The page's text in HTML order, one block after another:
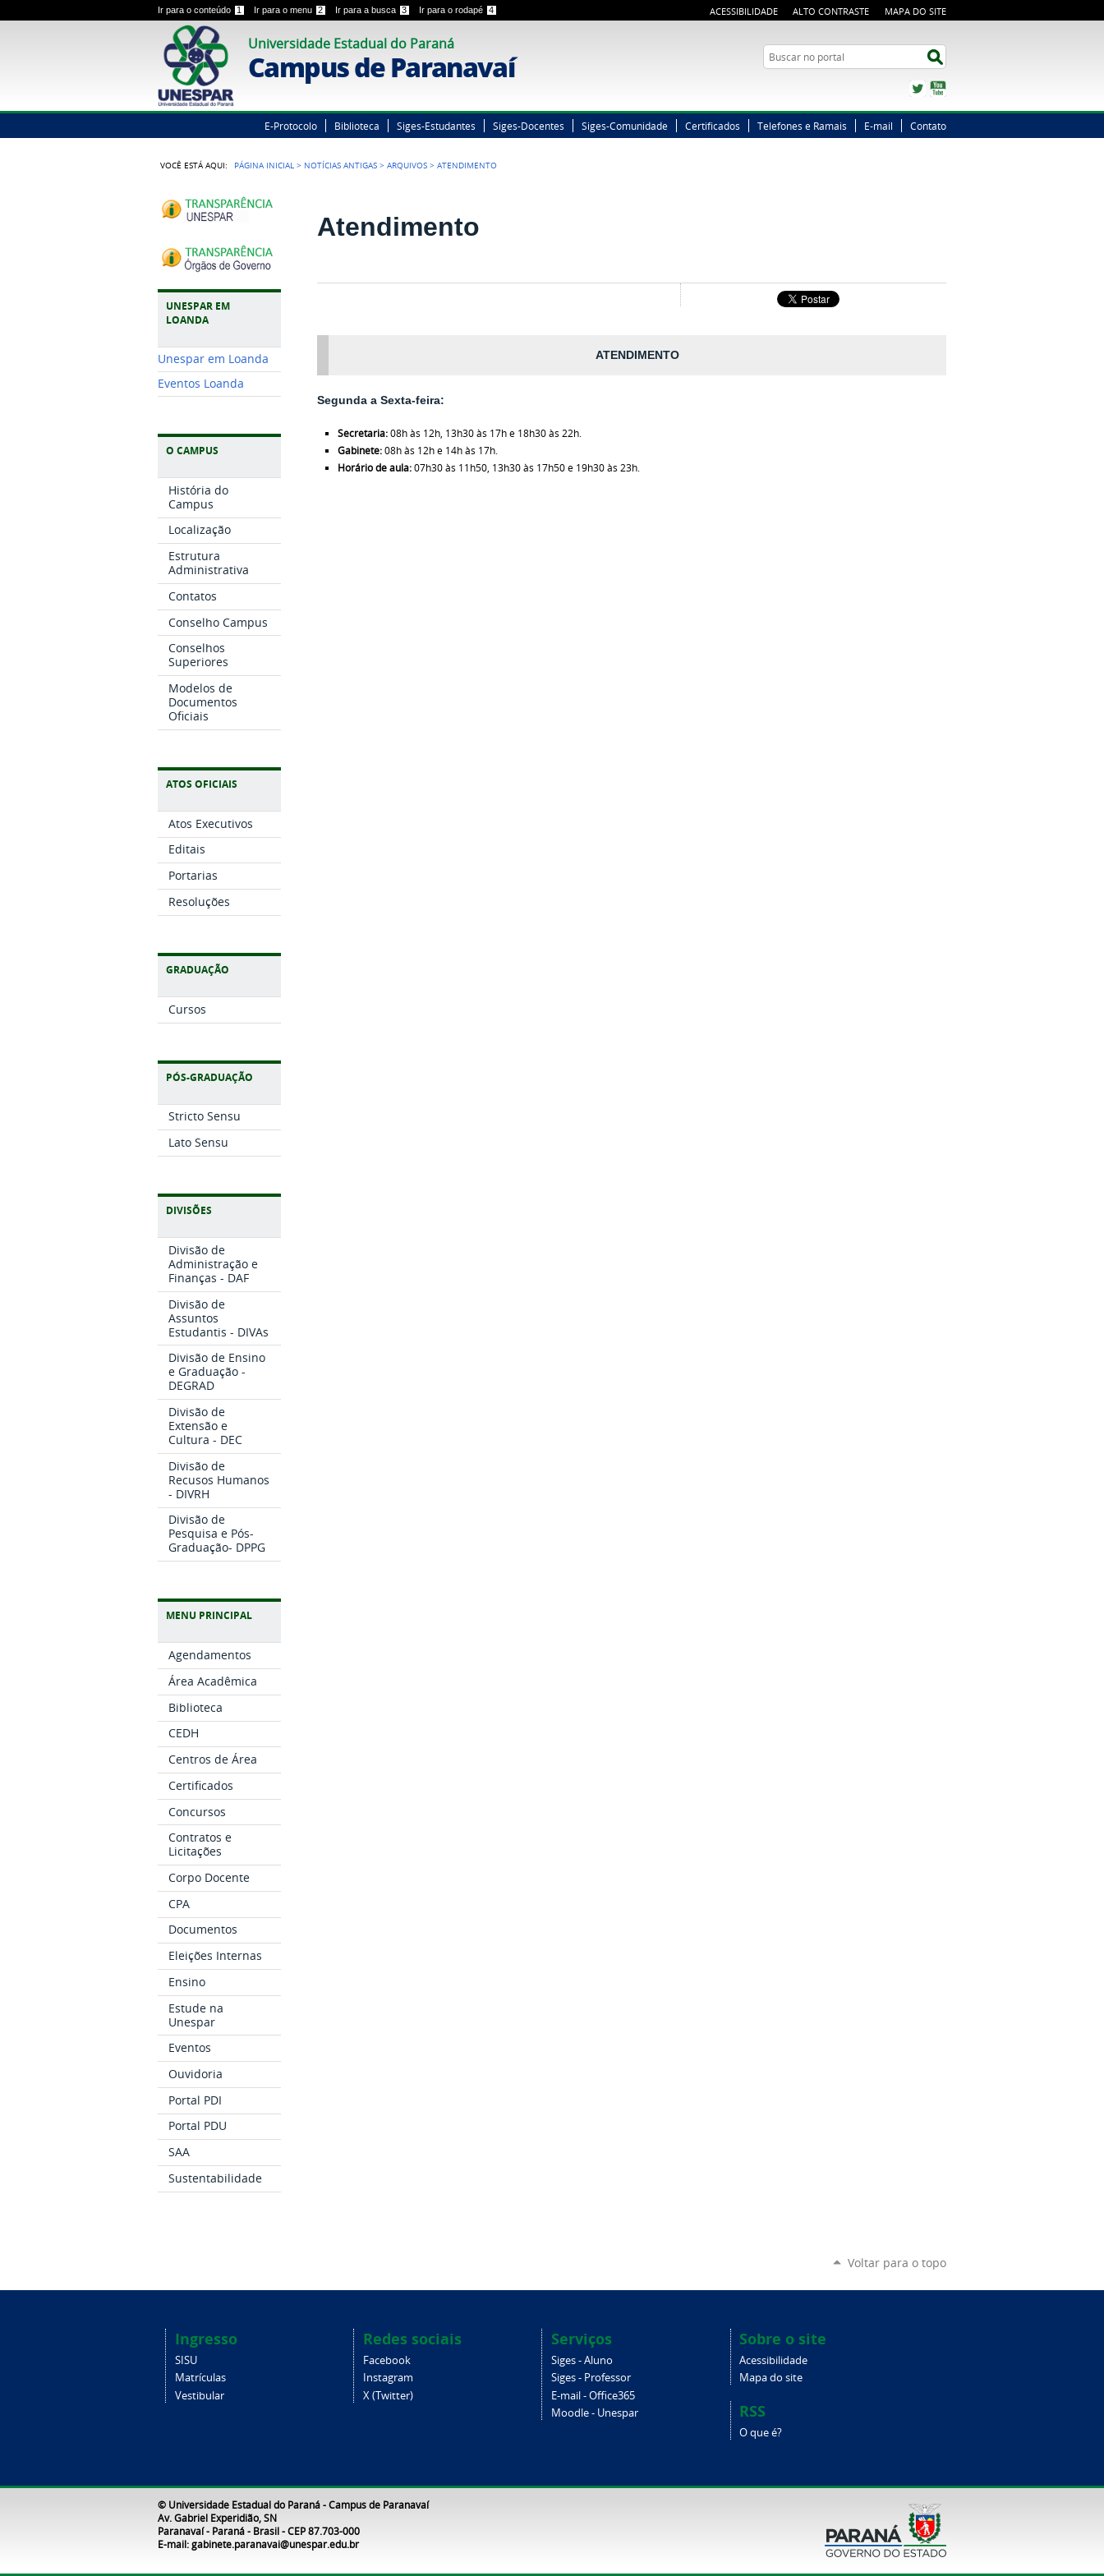
Ir para o conteúdo 1 Ir para o menu 2 Ir para a busca 3 Ir para o rodapé 4 ACESSIBILIDADE ALTO CONTRASTE MAPA DO SITE
Universidade Estadual do Paraná
Campus de Paranavaí Busca
Twitter
E-Protocolo Biblioteca Siges-Estudantes Siges-Docentes Siges-Comunidade Certificados Telefones e Ramais E-mail Contato
VOCÊ ESTÁ AQUI: PÁGINA INICIAL > NOTÍCIAS ANTIGAS >ARQUIVOS >ATENDIMENTO
UNESPAR EM
LOANDA
Unespar em Loanda
Eventos Loanda
O CAMPUS
História do
Campus
Localização
Estrutura
Administrativa
Contatos
Conselho Campus
Conselhos
Superiores
Modelos de
Documentos
Oficiais
ATOS OFICIAIS
Atos Executivos
Editais
Portarias
Resoluções
GRADUAÇÃO
Cursos
PÓS-GRADUAÇÃO
Stricto Sensu
Lato Sensu
DIVISÕES
Divisão de
Administração e
Finanças - DAF
Divisão de
Assuntos
Estudantis - DIVAs
Divisão de Ensino
e Graduação -
DEGRAD
Divisão de
Extensão e
Cultura - DEC
Divisão de
Recusos Humanos
- DIVRH
Divisão de
Pesquisa e Pós-
Graduação- DPPG
MENU PRINCIPAL
Agendamentos
Área Acadêmica
Biblioteca
CEDH
Centros de Área
Certificados
Concursos
Contratos e
Licitações
Corpo Docente
CPA
Documentos
Eleições Internas
Ensino
Estude na
Unespar
Eventos
Ouvidoria
Portal PDI
Portal PDU
SAA
Sustentabilidade
Atendimento
ATENDIMENTO
Segunda a Sexta-feira:
Secretaria:08h às 12h, 13h30 às 17h e 18h30 às 22h.
Gabinete:08h às 12h e 14h às 17h.
Horário de aula:07h30 às 11h50, 13h30 às 17h50 e 19h30 às 23h.
Voltar para o topo
Ingresso
SISU
Matrículas
Vestibular
Redes sociais
Facebook
Instagram
X (Twitter)
Serviços
Siges - Aluno
Siges - Professor
E-mail - Office365
Moodle - Unespar
Sobre o site
Acessibilidade
Mapa do site
RSS
O que é?
© Universidade Estadual do Paraná - Campus de Paranavaí
Av. Gabriel Experidião, SN
Paranavaí - Paraná - Brasil - CEP 87.703-000
E-mail: gabinete.paranavai@unespar.edu.br